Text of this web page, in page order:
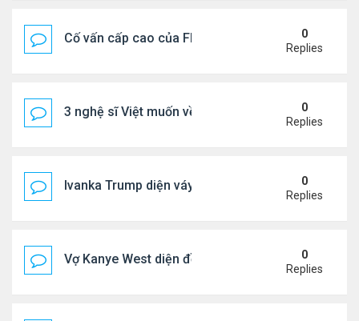
Cố vấn cấp cao của FIFA từ chức để phán đối
0
Replies
3 nghệ sĩ Việt muốn về VN nhưng số phận an bài
0
Replies
Ivanka Trump diện váy hở eo táo bạo, khoe vòng
0
Replies
Vợ Kanye West diện đồ xẻ bạo, dự tiệc ở đảo Ibiza
0
Replies